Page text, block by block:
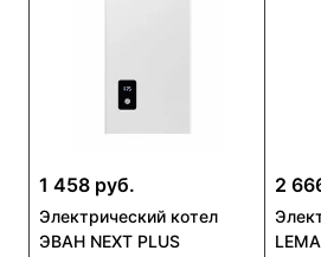
1 458 руб.
Электрический котел
ЭВАН NEXT PLUS
2